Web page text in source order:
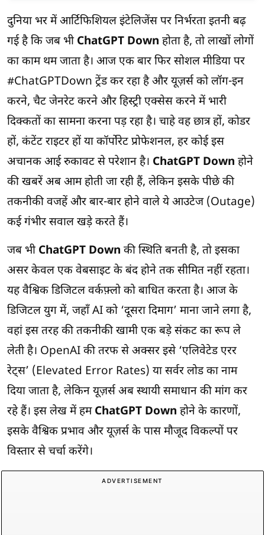
दुनिया भर में आर्टिफिशियल इंटेलिजेंस पर निर्भरता इतनी बढ़
गई है कि जब भी ChatGPT Down होता है, तो लाखों लोगों
का काम थम जाता है। आज एक बार फिर सोशल मीडिया पर
#ChatGPTDown ट्रेंड कर रहा है और यूज़र्स को लॉग-इन
करने, चैट जेनरेट करने और हिस्ट्री एक्सेस करने में भारी
दिक्कतों का सामना करना पड़ रहा है। चाहे वह छात्र हों, कोडर
हों, कंटेंट राइटर हों या कॉर्पोरेट प्रोफेशनल, हर कोई इस
अचानक आई रुकावट से परेशान है। ChatGPT Down होने
की खबरें अब आम होती जा रही हैं, लेकिन इसके पीछे की
तकनीकी वजहें और बार-बार होने वाले ये आउटेज (Outage)
कई गंभीर सवाल खड़े करते हैं।
जब भी ChatGPT Down की स्थिति बनती है, तो इसका
असर केवल एक वेबसाइट के बंद होने तक सीमित नहीं रहता।
यह वैश्विक डिजिटल वर्कफ़्लो को बाधित करता है। आज के
डिजिटल युग में, जहाँ AI को ‘दूसरा दिमाग’ माना जाने लगा है,
वहां इस तरह की तकनीकी खामी एक बड़े संकट का रूप ले
लेती है। OpenAI की तरफ से अक्सर इसे ‘एलिवेटेड एरर
रेट्स’ (Elevated Error Rates) या सर्वर लोड का नाम
दिया जाता है, लेकिन यूज़र्स अब स्थायी समाधान की मांग कर
रहे हैं। इस लेख में हम ChatGPT Down होने के कारणों,
इसके वैश्विक प्रभाव और यूज़र्स के पास मौजूद विकल्पों पर
विस्तार से चर्चा करेंगे।
ADVERTISEMENT